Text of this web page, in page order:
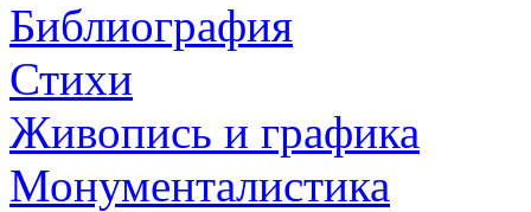
Библиография
Стихи
Живопись и графика
Монументалистика